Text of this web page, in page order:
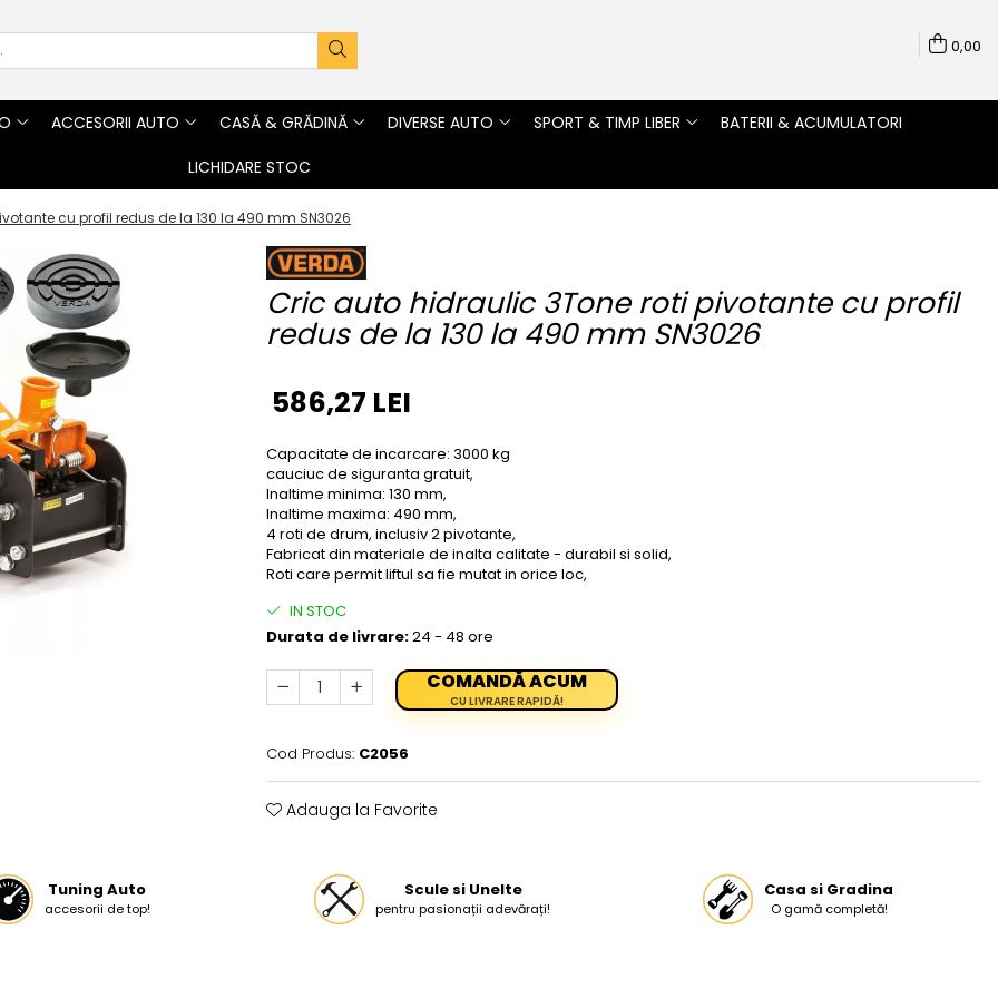
0,00
ACCESORII AUTO CASĂ & GRĂDINĂ DIVERSE AUTO SPORT & TIMP LIBER
BATERII & ACUMULATORI
LICHIDARE STOC
cu profil redus de la 130 la 490 mm SN3026
Cric auto hidraulic 3Tone roti pivotante cu profil
redus de la 130 la 490 mm SN3026
586,27 LEI
Capacitate de incarcare: 3000 kg
cauciuc de siguranta gratuit,
Inaltime minima: 130 mm,
Inaltime maxima: 490 mm,
4 roti de drum, inclusiv 2 pivotante,
Fabricat din materiale de inalta calitate - durabil si solid,
Roti care permit liftul sa fie mutat in orice loc,
IN STOC
Durata de livrare:24 - 48 ore
COMANDĂ ACUM
CU LIVRARE RAPIDĂ!
Cod Produs: C2056
Adauga la Favorite
Tuning Auto
accesorii de top!
Scule si Unelte
pentru pasionații adevărați!
Casa si Gradina
O gamă completă!